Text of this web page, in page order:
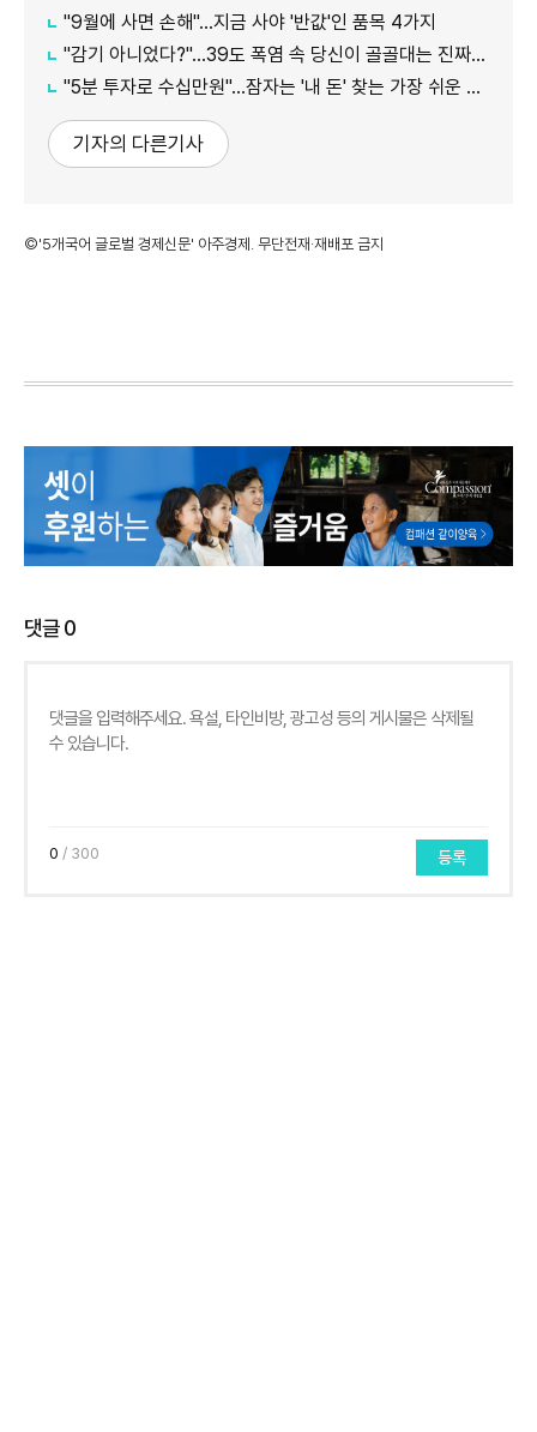
"9월에 사면 손해"…지금 사야 '반값'인 품목 4가지
"감기 아니었다?"…39도 폭염 속 당신이 골골대는 진짜 이유
"5분 투자로 수십만원"…잠자는 '내 돈' 찾는 가장 쉬운 방법
기자의 다른기사
©'5개국어 글로벌 경제신문' 아주경제. 무단전재·재배포 금지
댓글0
0 / 300 등록